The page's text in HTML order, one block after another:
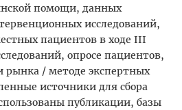
помощи, данных
исследований,
пациентов в ходе III
опросе пациентов,
рынка / методе экспертных
источники для сбора
публикации, базы